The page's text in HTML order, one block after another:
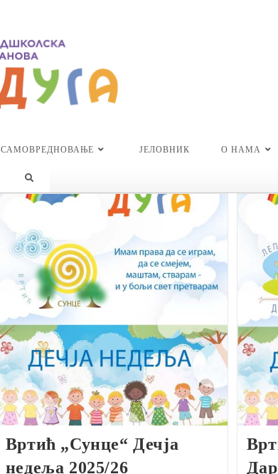
САМОВРЕДНОВАЊЕ ЈЕЛОВНИК О НАМА
TOGGLE
WEBSITE
SEARCH
Вртић „Сунце“ Дечја
недеља 2025/26